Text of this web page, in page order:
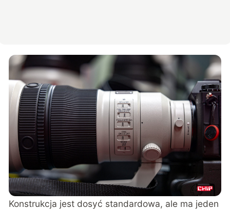
Konstrukcja jest dosyć standardowa, ale ma jeden